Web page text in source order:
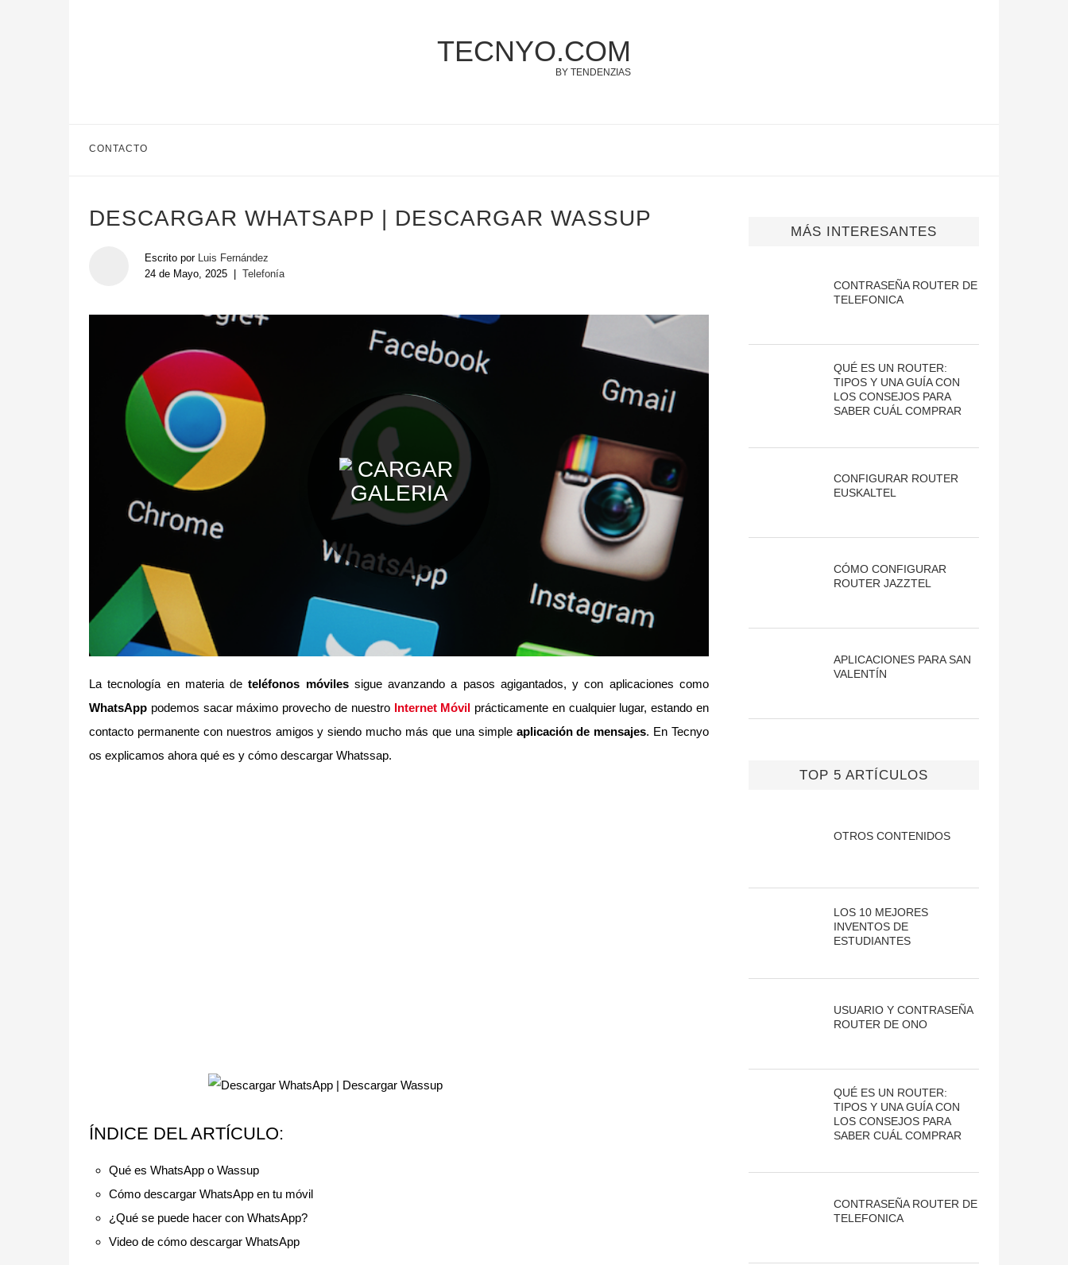
TECNYO.COM
BY TENDENZIAS
CONTACTO
DESCARGAR WHATSAPP | DESCARGAR WASSUP
Escrito por Luis Fernández
24 de Mayo, 2025
Telefonía
La tecnología en materia deteléfonos móvilessigue avanzando a pasos agigantados, y con aplicaciones como
WhatsApp podemos sacar máximo provecho de nuestro Internet Móvil prácticamente en cualquier lugar, estando en
contacto permanente con nuestros amigos y siendo mucho más que una simple aplicación de mensajes. En Tecnyo
os explicamos ahora qué es y cómo descargar Whatssap.
ÍNDICE DEL ARTÍCULO:
Qué es WhatsApp o Wassup
Cómo descargar WhatsApp en tu móvil
¿Qué se puede hacer con WhatsApp?
Video de cómo descargar WhatsApp
MÁS INTERESANTES
CONTRASEÑA ROUTER DE
TELEFONICA
QUÉ ES UN ROUTER:
TIPOS Y UNA GUÍA CON
LOS CONSEJOS PARA
SABER CUÁL COMPRAR
CONFIGURAR ROUTER
EUSKALTEL
CÓMO CONFIGURAR
ROUTER JAZZTEL
APLICACIONES PARA SAN
VALENTÍN
TOP 5 ARTÍCULOS
OTROS CONTENIDOS
LOS 10 MEJORES
INVENTOS DE
ESTUDIANTES
USUARIO Y CONTRASEÑA
ROUTER DE ONO
QUÉ ES UN ROUTER:
TIPOS Y UNA GUÍA CON
LOS CONSEJOS PARA
SABER CUÁL COMPRAR
CONTRASEÑA ROUTER DE
TELEFONICA